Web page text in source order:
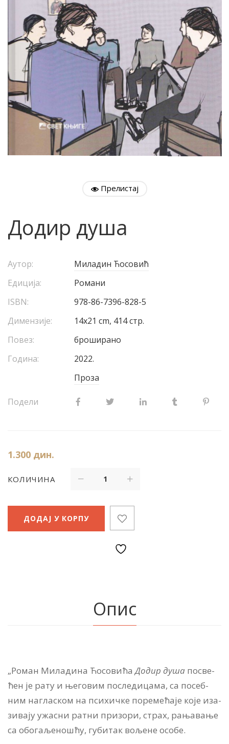
Прелистај
Додир душа
Аутор:
Миладин Ћосовић
Едиција:
Романи
ISBN:
978-86-7396-828-5
Димензије:
14х21 cm, 414 стр.
Повез:
броширано
Година:
2022.
Проза
Подели
1.300 дин.
КОЛИЧИНА
ДОДАЈ У КОРПУ
Опис
„Ро­ман Ми­ла­ди­на Ћо­со­ви­ћаДо­дир ду­ша по­све­
ћен је ра­ту и ње­го­вим по­сле­ди­ца­ма, са по­себ­
ним на­гла­ском на пси­хич­ке по­ре­ме­ћа­је ко­је иза­
зи­ва­ју ужа­сни рат­ни при­зо­ри, страх, ра­ња­ва­ње
са обо­га­ље­но­шћу, гу­би­так во­ље­не осо­бе.